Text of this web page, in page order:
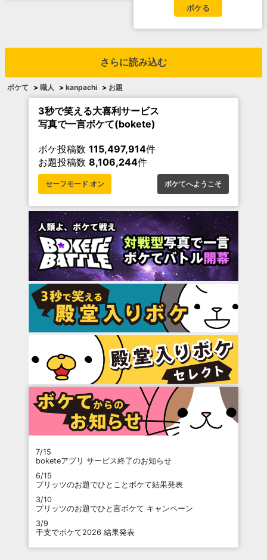
ボケる
さらに読み込む
ボケて > 職人 > kanpachi > お題
3秒で笑える大喜利サービス
写真で一言ボケて(bokete)
ボケ投稿数 115,497,914件
お題投稿数 8,106,244件
セーフモード オン ボケてへようこそ
7/15
boketeアプリ サービス終了のお知らせ
6/15
プリッツのお題でひとことボケて結果発表
3/10
プリッツのお題でひと言ボケて キャンペーン
3/9
干支でボケて2026 結果発表